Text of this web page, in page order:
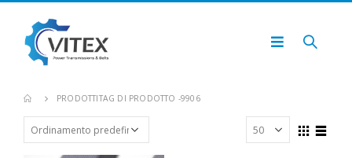
PRODOTTITAG DI PRODOTTO -9906